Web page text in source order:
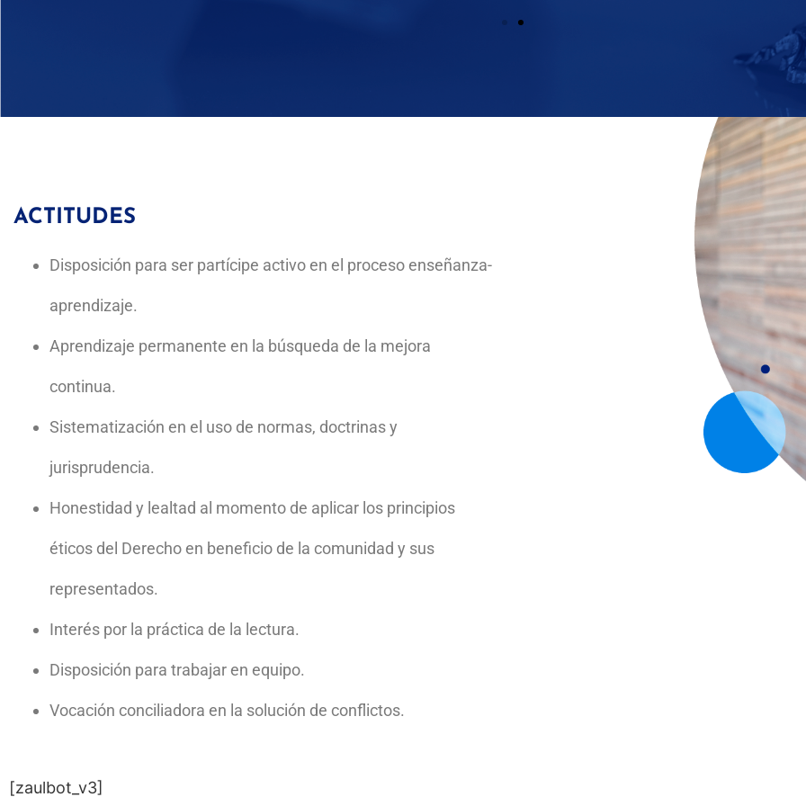
Conducir grupos y participar en equipos multidisciplinarios para fundamentar la toma de
Dominar el contenido de los textos jurídicos y su aplicabilidad.
Comunicarse con un adecuado manejo del lenguaje y redacción jurídica.
Argumentar sus puntos de vista e identificar errores en la refutación de la misma.
Formar y dirigir grupos de trabajo en las diversas disciplinas del Derecho.
ACTITUDES
Disposición para ser partícipe activo en el proceso enseñanza-
aprendizaje.
Aprendizaje permanente en la búsqueda de la mejora
continua.
Sistematización en el uso de normas, doctrinas y
jurisprudencia.
Honestidad y lealtad al momento de aplicar los principios
éticos del Derecho en beneficio de la comunidad y sus
representados.
Interés por la práctica de la lectura.
Disposición para trabajar en equipo.
Vocación conciliadora en la solución de conflictos.
[zaulbot_v3]